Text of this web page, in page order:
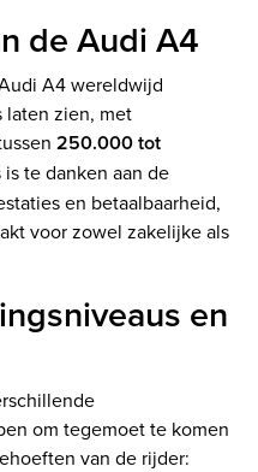
de Audi A4
A4 wereldwijd
laten zien, met
250.000 tot
is te danken aan de
en betaalbaarheid,
voor zowel zakelijke als
en
om tegemoet te komen
van de rijder: